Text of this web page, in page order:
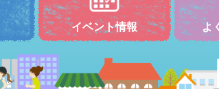
イベント情報 よ